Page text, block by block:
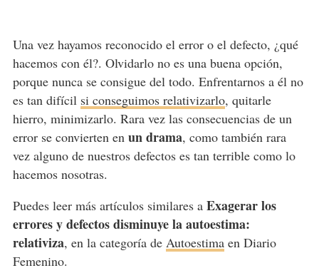
Una vez hayamos reconocido el error o el defecto, ¿qué
hacemos con él?. Olvidarlo no es una buena opción,
porque nunca se consigue del todo. Enfrentarnos a él no
es tan difícil si conseguimos relativizarlo, quitarle
hierro, minimizarlo. Rara vez las consecuencias de un
error se convierten en un drama, como también rara
vez alguno de nuestros defectos es tan terrible como lo
hacemos nosotras.
Puedes leer más artículos similares a Exagerar los
errores y defectos disminuye la autoestima:
relativiza, en la categoría de Autoestimaen Diario
Femenino.